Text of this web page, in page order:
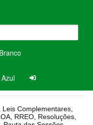
Resoluções,